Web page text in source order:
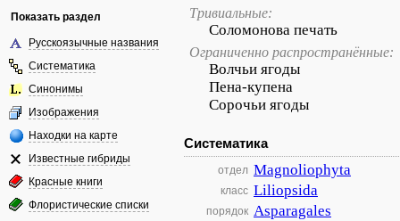
Показать раздел
Русскоязычные названия
Систематика
Синонимы
Изображения
Находки на карте
Известные гибриды
Красные книги
Флористические списки
Тривиальные:
Соломонова печать
Ограниченно распространённые:
Волчьи ягоды
Пена-купена
Сорочьи ягоды
Систематика
отдел Magnoliophyta
класс Liliopsida
порядок Asparagales